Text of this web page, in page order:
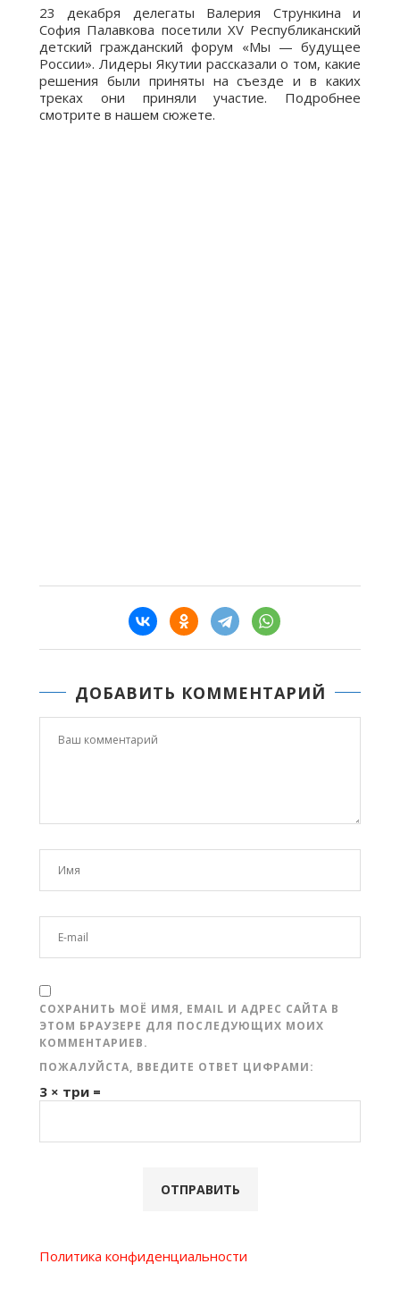
23 декабря делегаты Валерия Стрункина и
София Палавкова посетили XV Республиканский
детский гражданский форум «Мы — будущее
России». Лидеры Якутии рассказали о том, какие
решения были приняты на съезде и в каких
треках они приняли участие. Подробнее
смотрите в нашем сюжете.
ДОБАВИТЬ КОММЕНТАРИЙ
СОХРАНИТЬ МОЁ ИМЯ, EMAIL И АДРЕС САЙТА В
ЭТОМ БРАУЗЕРЕ ДЛЯ ПОСЛЕДУЮЩИХ МОИХ
КОММЕНТАРИЕВ.
ПОЖАЛУЙСТА, ВВЕДИТЕ ОТВЕТ ЦИФРАМИ:
3 × три =
Политика конфиденциальности